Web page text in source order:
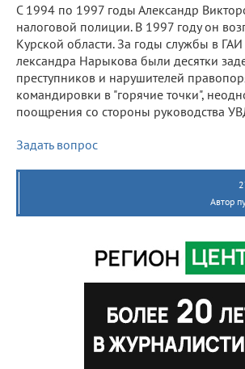
С 1994 по 1997 годы Александр
налоговой полиции. В 1997 году он
Курской области. За годы службы в
лександра Нарыкова были десятки
преступников и нарушителей
командировки в "горячие точки",
поощрения со стороны руководства
Задать вопрос
Автор